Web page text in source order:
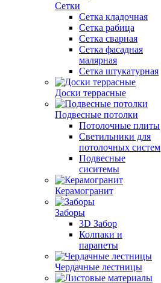
Сетки
Сетка кладочная
Сетка рабица
Сетка сварная
Сетка фасадная
малярная
Сетка штукатурная
Доски террасные
Подвесные потолки
Потолочные плиты
Светильники для
потолочных систем
Подвесные
сиситемы
Керамогранит
Заборы
3D Забор
Колпаки и
парапеты
Чердачные лестницы